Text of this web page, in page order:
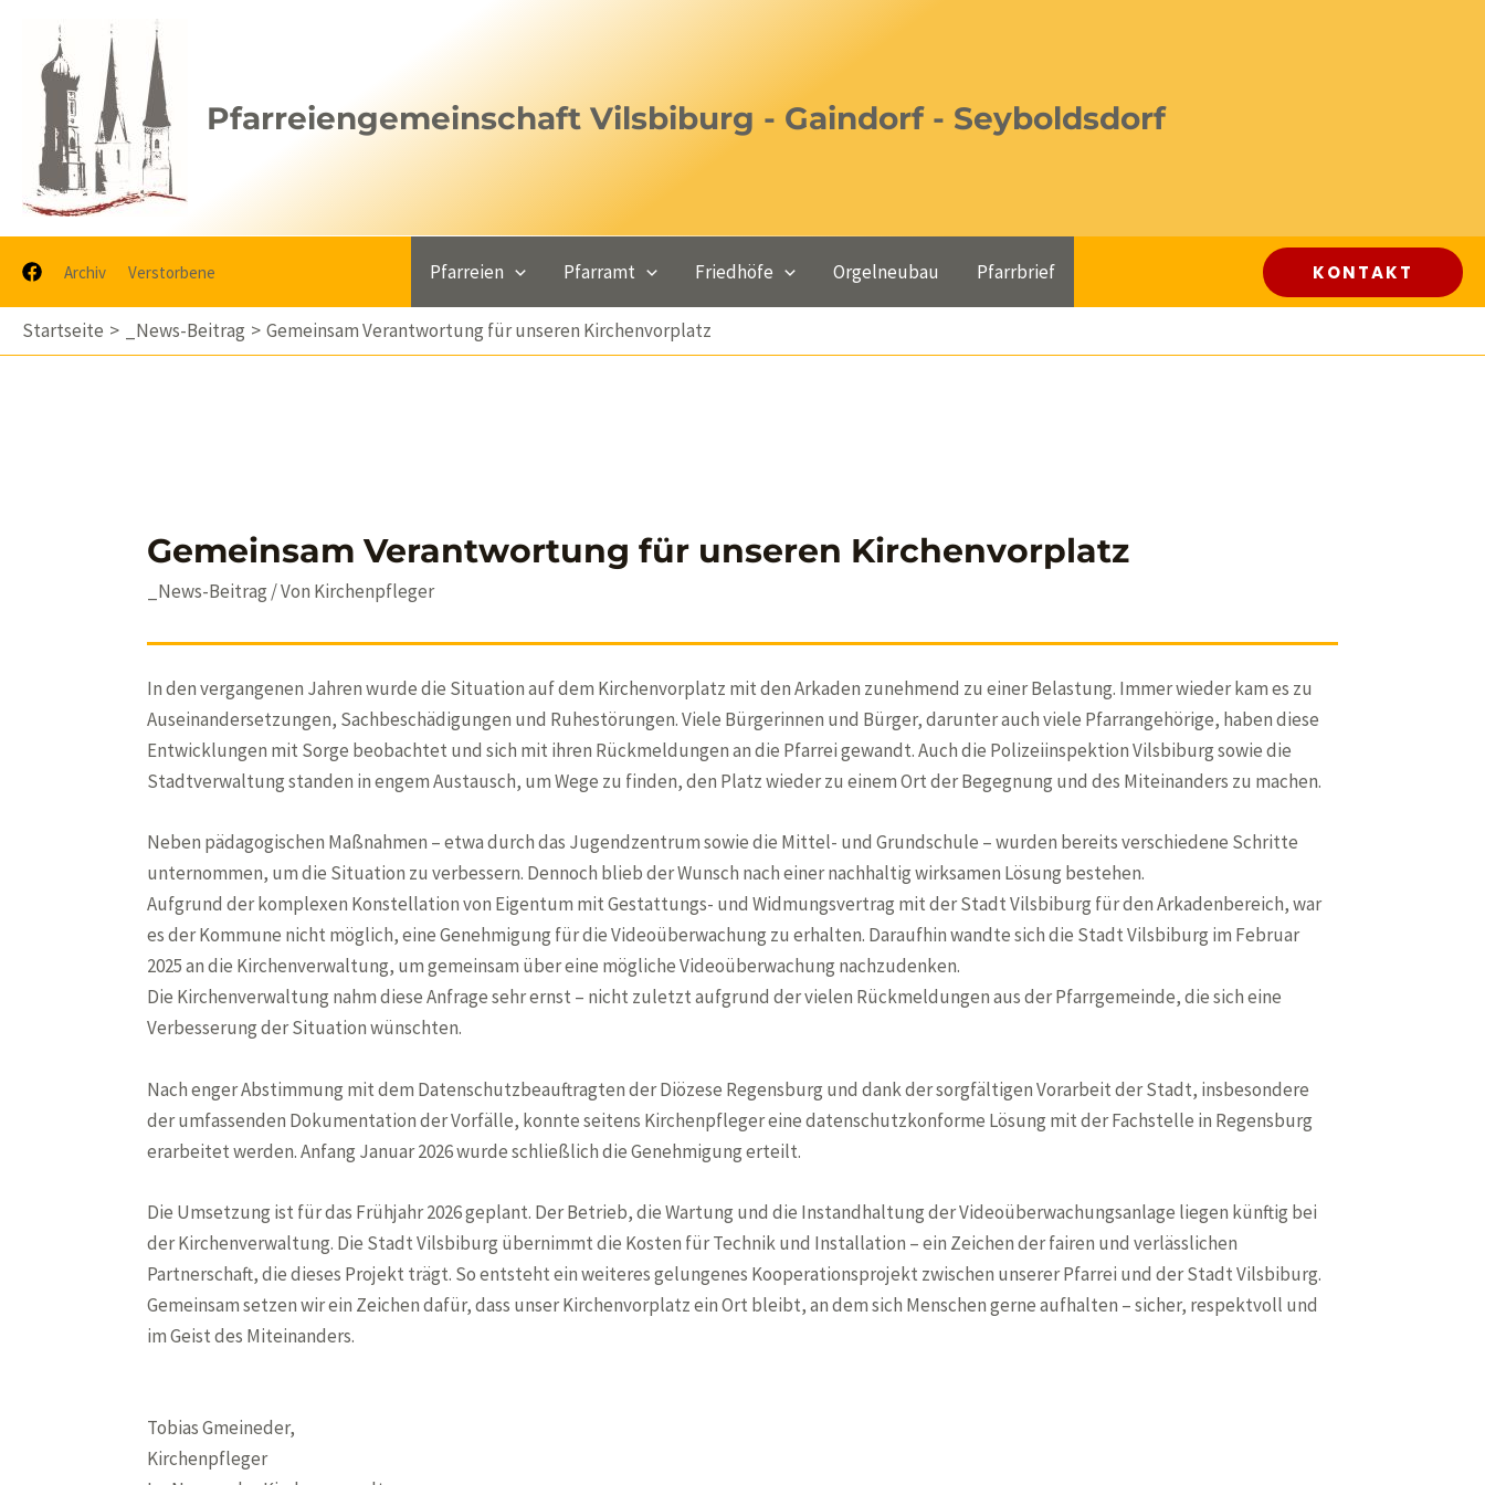
springen
Pfarreiengemeinschaft Vilsbiburg - Gaindorf - Seyboldsdorf
Archiv Verstorbene Pfarreien Pfarramt Friedhöfe Orgelneubau Pfarrbrief KONTAKT
Startseite _News-Beitrag Gemeinsam Verantwortung für unseren Kirchenvorplatz
Gemeinsam Verantwortung für unseren Kirchenvorplatz
_News-Beitrag / Von Kirchenpfleger
In den vergangenen Jahren wurde die Situation auf dem Kirchenvorplatz mit den Arkaden zunehmend zu einer Belastung. Immer wieder kam es zu
Auseinandersetzungen, Sachbeschädigungen und Ruhestörungen. Viele Bürgerinnen und Bürger, darunter auch viele Pfarrangehörige, haben diese
Entwicklungen mit Sorge beobachtet und sich mit ihren Rückmeldungen an die Pfarrei gewandt. Auch die Polizeiinspektion Vilsbiburg sowie die
Stadtverwaltung standen in engem Austausch, um Wege zu finden, den Platz wieder zu einem Ort der Begegnung und des Miteinanders zu machen.
Neben pädagogischen Maßnahmen – etwa durch das Jugendzentrum sowie die Mittel- und Grundschule – wurden bereits verschiedene Schritte
unternommen, um die Situation zu verbessern. Dennoch blieb der Wunsch nach einer nachhaltig wirksamen Lösung bestehen.
Aufgrund der komplexen Konstellation von Eigentum mit Gestattungs- und Widmungsvertrag mit der Stadt Vilsbiburg für den Arkadenbereich, war
es der Kommune nicht möglich, eine Genehmigung für die Videoüberwachung zu erhalten. Daraufhin wandte sich die Stadt Vilsbiburg im Februar
2025 an die Kirchenverwaltung, um gemeinsam über eine mögliche Videoüberwachung nachzudenken.
Die Kirchenverwaltung nahm diese Anfrage sehr ernst – nicht zuletzt aufgrund der vielen Rückmeldungen aus der Pfarrgemeinde, die sich eine
Verbesserung der Situation wünschten.
Nach enger Abstimmung mit dem Datenschutzbeauftragten der Diözese Regensburg und dank der sorgfältigen Vorarbeit der Stadt, insbesondere
der umfassenden Dokumentation der Vorfälle, konnte seitens Kirchenpfleger eine datenschutzkonforme Lösung mit der Fachstelle in Regensburg
erarbeitet werden. Anfang Januar 2026 wurde schließlich die Genehmigung erteilt.
Die Umsetzung ist für das Frühjahr 2026 geplant. Der Betrieb, die Wartung und die Instandhaltung der Videoüberwachungsanlage liegen künftig bei
der Kirchenverwaltung. Die Stadt Vilsbiburg übernimmt die Kosten für Technik und Installation – ein Zeichen der fairen und verlässlichen
Partnerschaft, die dieses Projekt trägt. So entsteht ein weiteres gelungenes Kooperationsprojekt zwischen unserer Pfarrei und der Stadt Vilsbiburg.
Gemeinsam setzen wir ein Zeichen dafür, dass unser Kirchenvorplatz ein Ort bleibt, an dem sich Menschen gerne aufhalten – sicher, respektvoll und
im Geist des Miteinanders.
Tobias Gmeineder,
Kirchenpfleger